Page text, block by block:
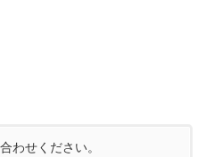
わせください。